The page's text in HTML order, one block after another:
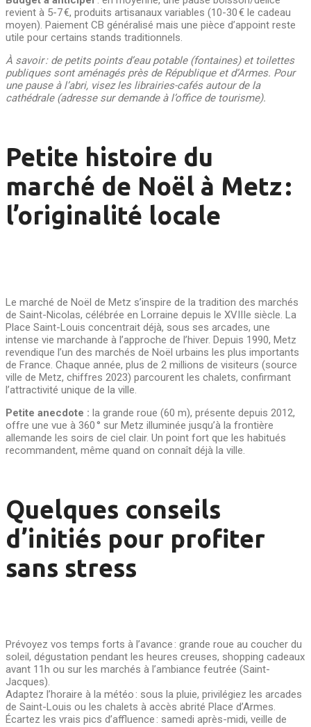
revient à 5-7 €, produits artisanaux variables (10-30 € le cadeau
moyen). Paiement CB généralisé mais une pièce d’appoint reste
utile pour certains stands traditionnels.
À savoir : de petits points d’eau potable (fontaines) et toilettes
publiques sont aménagés près de République et d’Armes. Pour
une pause à l’abri, visez les librairies-cafés autour de la
cathédrale (adresse sur demande à l’office de tourisme).
Petite histoire du
marché de Noël à Metz :
l’originalité locale
Le marché de Noël de Metz s’inspire de la tradition des marchés
de Saint-Nicolas, célébrée en Lorraine depuis le XVIIIe siècle. La
Place Saint-Louis concentrait déjà, sous ses arcades, une
intense vie marchande à l’approche de l’hiver. Depuis 1990, Metz
revendique l’un des marchés de Noël urbains les plus importants
de France. Chaque année, plus de 2 millions de visiteurs (source
ville de Metz, chiffres 2023) parcourent les chalets, confirmant
l’attractivité unique de la ville.
Petite anecdote : la grande roue (60 m), présente depuis 2012,
offre une vue à 360 ° sur Metz illuminée jusqu’à la frontière
allemande les soirs de ciel clair. Un point fort que les habitués
recommandent, même quand on connaît déjà la ville.
Quelques conseils
d’initiés pour profiter
sans stress
Prévoyez vos temps forts à l’avance : grande roue au coucher du
soleil, dégustation pendant les heures creuses, shopping cadeaux
avant 11h ou sur les marchés à l’ambiance feutrée (Saint-
Jacques).
Adaptez l’horaire à la météo : sous la pluie, privilégiez les arcades
de Saint-Louis ou les chalets à accès abrité Place d’Armes.
Écartez les vrais pics d’affluence : samedi après-midi, veille de